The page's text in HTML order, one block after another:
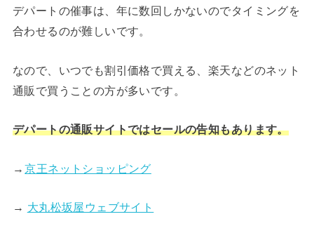
デパートの催事は、年に数回しかないのでタイミングを
合わせるのが難しいです。
なので、いつでも割引価格で買える、楽天などのネット
通販で買うことの方が多いです。
デパートの通販サイトではセールの告知もあります。
→ 京王ネットショッピング
→ 大丸松坂屋ウェブサイト